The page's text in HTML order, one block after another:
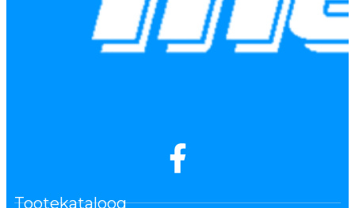
Tootekataloog